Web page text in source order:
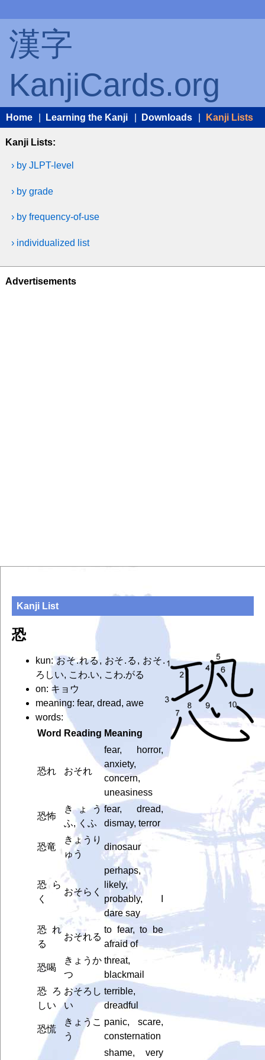
漢字
KanjiCards.org
Home Learning the Kanji Downloads Kanji Lists
Kanji Lists:
› by JLPT-level
› by grade
› by frequency-of-use
› individualized list
Advertisements
Kanji List
恐
kun: おそ.れる, おそ.る, おそ.
ろしい, こわ.い, こわ.がる
on: キョウ
meaning: fear, dread, awe
words:
Word Reading Meaning
恐れ おそれ
fear, horror,
anxiety,
concern,
uneasiness
恐怖
きょう
ふ, くふ
fear, dread,
dismay, terror
恐竜
きょうり
ゅう
dinosaur
恐ら
く
おそらく
perhaps,
likely,
probably, I
dare say
恐れ
る
おそれる
to fear, to be
afraid of
恐喝
きょうか
つ
threat,
blackmail
恐ろ
しい
おそろし
い
terrible,
dreadful
恐慌
きょうこ
う
panic, scare,
consternation
shame, very